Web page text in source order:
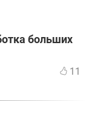
больших
11